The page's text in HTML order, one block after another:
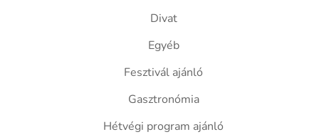
Divat
Egyéb
Fesztivál ajánló
Gasztronómia
Hétvégi program ajánló